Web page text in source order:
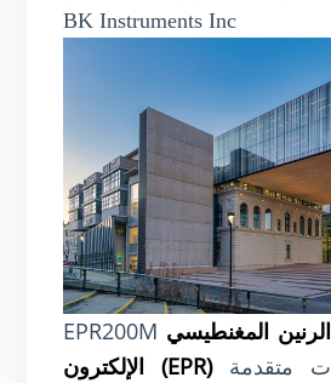
BK Instruments Inc
المغنطيسي
الإلكترون (EPR)التي توفر قدرات متقدمة